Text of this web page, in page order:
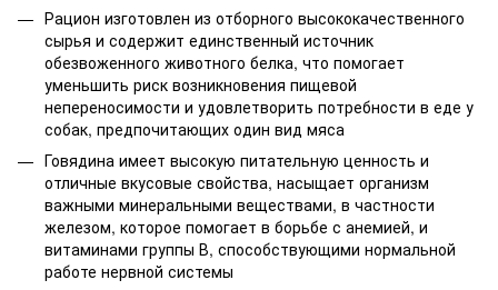
Рацион изготовлен из отборного высококачественного
сырья и содержит единственный источник
обезвоженного животного белка, что помогает
уменьшить риск возникновения пищевой
непереносимости и удовлетворить потребности в еде у
собак, предпочитающих один вид мяса
Говядина имеет высокую питательную ценность и
отличные вкусовые свойства, насыщает организм
важными минеральными веществами, в частности
железом, которое помогает в борьбе с анемией, и
витаминами группы В, способствующими нормальной
работе нервной системы